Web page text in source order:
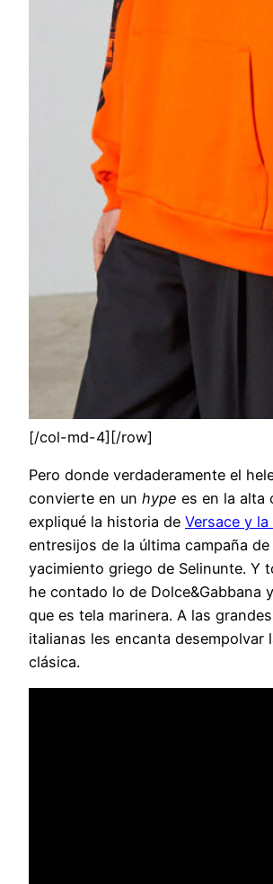
[/col-md-4][/row]
Pero donde verdaderamente el
convierte en un hype es en la alta
expliqué la historia de Versace y
entresijos de la última campaña de
yacimiento griego de Selinunte. Y
he contado lo de Dolce&Gabbana
que es tela marinera. A las
italianas les encanta desempolvar
clásica.